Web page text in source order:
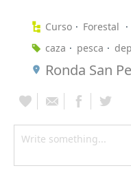
Curso Forestal
caza
pesca
Ronda San